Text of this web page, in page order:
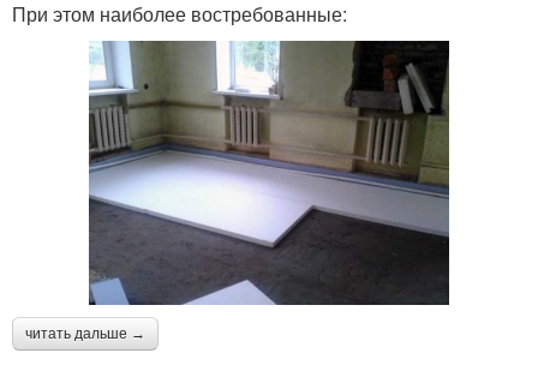
При этом наиболее востребованные:
читать дальше →